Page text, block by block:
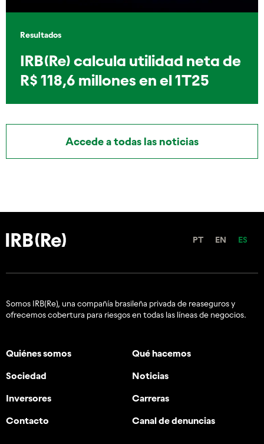
Resultados
IRB(Re) calcula utilidad neta de
R$ 118,6 millones en el 1T25
Accede a todas las noticias
PT EN ES
Somos IRB(Re), una compañía brasileña privada de reaseguros y
ofrecemos cobertura para riesgos en todas las líneas de negocios.
Quiénes somos Qué hacemos
Sociedad Noticias
Inversores Carreras
Contacto Canal de denuncias